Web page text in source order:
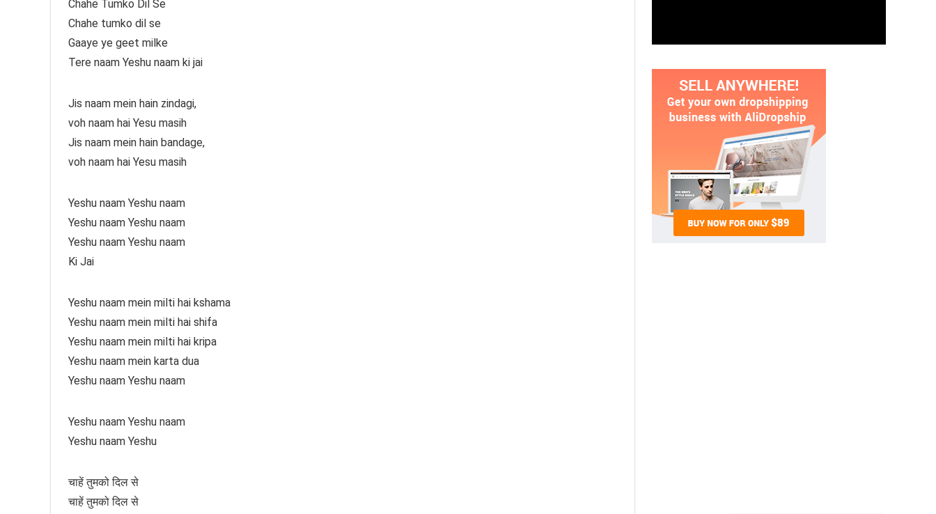
Chahe Tumko Dil Se
Chahe tumko dil se
Gaaye ye geet milke
Tere naam Yeshu naam ki jai
Jis naam mein hain zindagi,
voh naam hai Yesu masih
Jis naam mein hain bandage,
voh naam hai Yesu masih
Yeshu naam Yeshu naam
Yeshu naam Yeshu naam
Yeshu naam Yeshu naam
Ki Jai
Yeshu naam mein milti hai kshama
Yeshu naam mein milti hai shifa
Yeshu naam mein milti hai kripa
Yeshu naam mein karta dua
Yeshu naam Yeshu naam
Yeshu naam Yeshu naam
Yeshu naam Yeshu
चाहें तुमको दिल से
चाहें तुमको दिल से